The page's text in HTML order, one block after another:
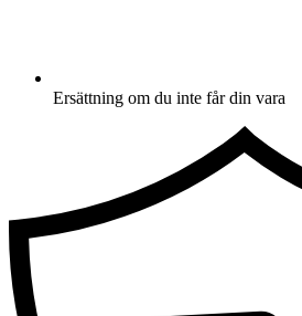
Ersättning om du inte får din vara